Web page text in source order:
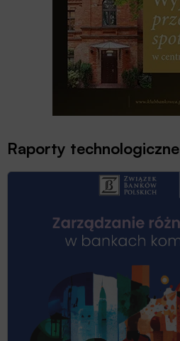
Raporty technologiczne